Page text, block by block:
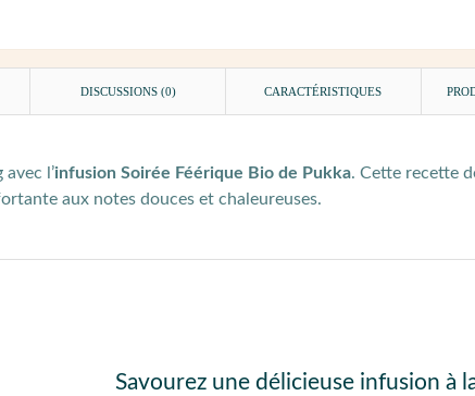
DISCUSSIONS (0) CARACTÉRISTIQUES
l’infusion Soirée Féérique Bio de Pukka. Cette recette
aux notes douces et chaleureuses.
Savourez une délicieuse infusion à